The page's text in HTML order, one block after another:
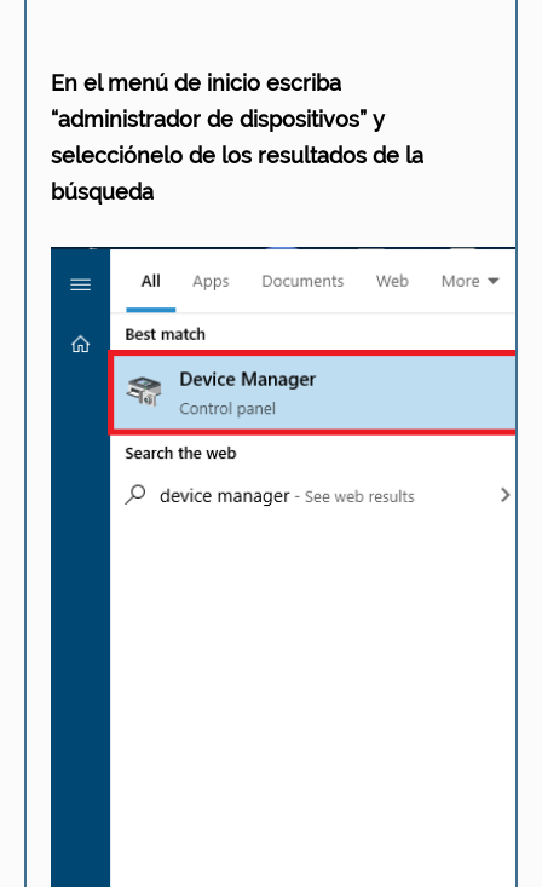
En el menú de inicio escriba
“administrador de dispositivos” y
selecciónelo de los resultados de la
búsqueda